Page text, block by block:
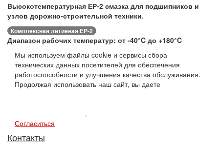
Высокотемпературная ЕР-2 смазка для подшипников и
узлов дорожно-строительной техники.
Комплексная литиевая EP-2
Диапазон рабочих температур: от -40°C до +180°C
Мы используем файлы cookie и сервисы сбора
технических данных посетителей для обеспечения
работоспособности и улучшения качества обслуживания.
Продолжая использовать наш сайт, вы даете
.
Согласиться
Контакты